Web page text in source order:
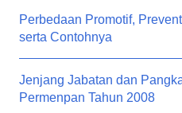
Perbedaan Promotif,
serta Contohnya
Jenjang Jabatan dan
Permenpan Tahun 2008